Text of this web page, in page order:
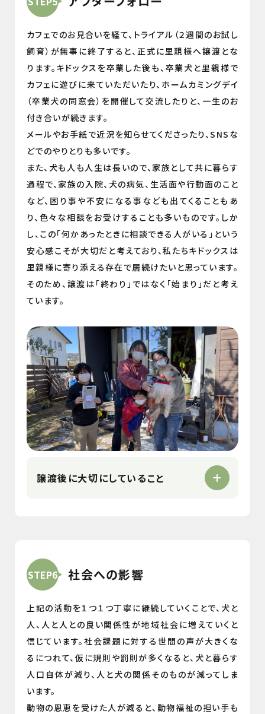
カフェでのお見合いを経て、トライアル（２週間のお試し
飼育）が無事に終了すると、正式に里親様へ譲渡とな
ります。キドックスを卒業した後も、卒業犬と里親様で
カフェに遊びに来ていただいたり、ホームカミングデイ
（卒業犬の同窓会）を開催して交流したりと、一生のお
付き合いが続きます。
メールやお手紙で近況を知らせてくださったり、SNSな
どでのやりとりも多いです。
また、犬も人も人生は長いので、家族として共に暮らす
過程で、家族の入院、犬の病気、生活面や行動面のこと
など、困り事や不安になる事なども出てくることもあ
り、色々な相談をお受けすることも多いものです。しか
し、この「何かあったときに相談できる人がいる」という
安心感こそが大切だと考えており、私たちキドックスは
里親様に寄り添える存在で居続けたいと思っています。
そのため、譲渡は「終わり」ではなく「始まり」だと考え
ています。
譲渡後に大切にしていること
STEP6 社会への影響
上記の活動を１つ１つ丁寧に継続していくことで、犬と
人、人と人との良い関係性が地域社会に増えていくと
信じています。社会課題に対する世間の声が大きくな
るにつれて、仮に規則や罰則が多くなると、犬と暮らす
人口自体が減り、人と犬の関係そのものが減ってしま
います。
動物の恩恵を受けた人が減ると、動物福祉の担い手も